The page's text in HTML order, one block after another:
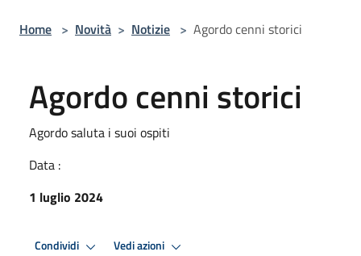
Home > Novità > Notizie > Agordo cenni storici
Agordo cenni storici
Agordo saluta i suoi ospiti
Data :
1 luglio 2024
Condividi Vedi azioni